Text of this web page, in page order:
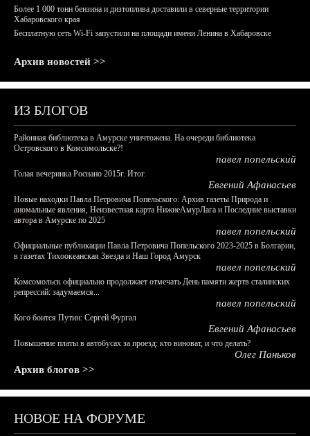
Более 1 000 тонн бензина и дизтоплива доставили в северные территории
Хабаровского края
Бесплатную сеть Wi-Fi запустили на площади имени Ленина в Хабаровске
Архив новостей >>
ИЗ БЛОГОВ
Районная библиотека в Амурске уничтожена. На очереди библиотека
Островского в Комсомольске?!
павел попельский
Голая вечеринка Роснано 2015г. Итог.
Евгений Афанасьев
Новые находки Павла Петровича Попельского: Архив газеты Природа и
аномальные явления, Неизвестная карта НижнеАмурЛага и Последние выставки
автора в Амурске по 2025
павел попельский
Официальные публикации Павла Петровича Попельского 2023-2025 в Болгарии,
в газетах Тихоокеанская Звезда и Наш Город Амурск
павел попельский
Комсомольск официально продолжает отмечать День памяти жертв сталинских
репрессий: задумаемся...
павел попельский
Кого боится Путин: Сергей Фургал
Евгений Афанасьев
Повышение платы в автобусах за проезд: кто виноват, и что делать?
Олег Паньков
Архив блогов >>
НОВОЕ НА ФОРУМЕ